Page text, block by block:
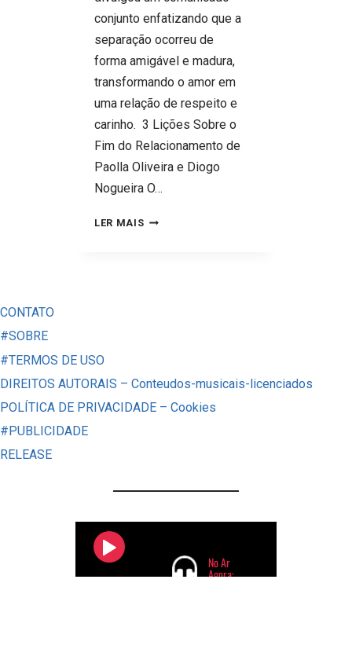
conjunto enfatizando que a
separação ocorreu de
forma amigável e madura,
transformando o amor em
uma relação de respeito e
carinho. 3 Lições Sobre o
Fim do Relacionamento de
Paolla Oliveira e Diogo
Nogueira O…
LER MAISALÉM
DO
RELACIONAMENTO
CONTATO
#SOBRE
#TERMOS DE USO
DIREITOS AUTORAIS – Conteudos-musicais-licenciados
POLÍTICA DE PRIVACIDADE – Cookies
#PUBLICIDADE
RELEASE